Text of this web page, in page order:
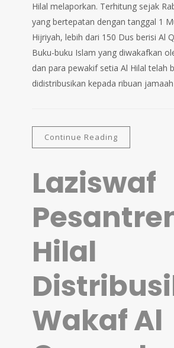
Hilal melaporkan. Terhitung sejak
yang bertepatan dengan tanggal 1
Hijriyah, lebih dari 150 Dus berisi Al
Buku-buku Islam yang diwakafkan
dan para pewakif setia Al Hilal telah
didistribusikan kepada ribuan
Continue Reading
Laziswaf
Hilal
Wakaf Al